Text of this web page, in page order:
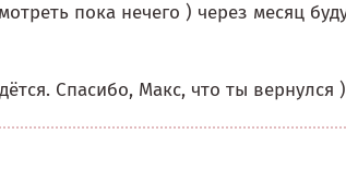
пока нечего ) через месяц
Спасибо, Макс, что ты вернулся